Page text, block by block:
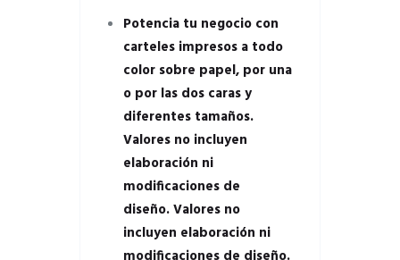
Potencia tu negocio con
carteles impresos a todo
color sobre papel, por una
o por las dos caras y
diferentes tamaños.
Valores no incluyen
elaboración ni
modificaciones de
diseño. Valores no
incluyen elaboración ni